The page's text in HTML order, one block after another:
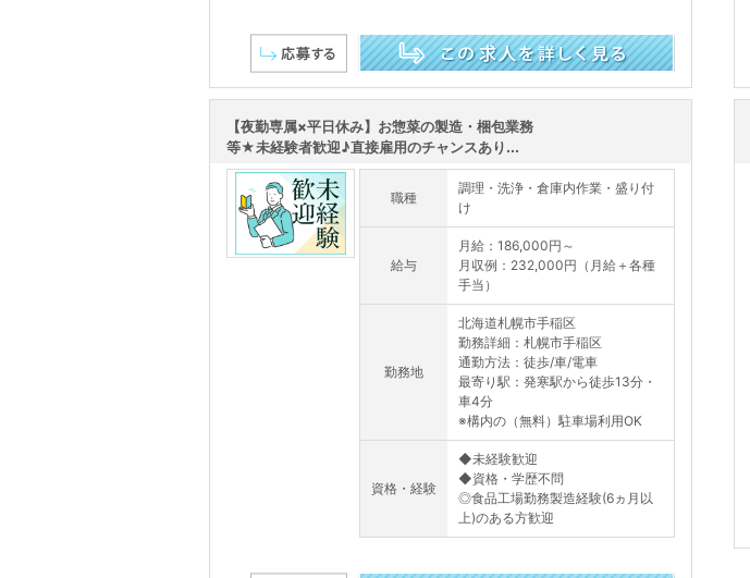
【夜勤専属×平日休み】お惣菜の製造・梱包業務
等★未経験者歓迎♪直接雇用のチャンスあり...
職種
調理・洗浄・倉庫内作業・盛り付
け
給与
月給：186,000円～
月収例：232,000円（月給＋各種
手当）
勤務地
北海道札幌市手稲区
勤務詳細：札幌市手稲区
通勤方法：徒歩/車/電車
最寄り駅：発寒駅から徒歩13分・
車4分
※構内の（無料）駐車場利用OK
資格・経験
◆未経験歓迎
◆資格・学歴不問
◎食品工場勤務製造経験(6ヵ月以
上)のある方歓迎